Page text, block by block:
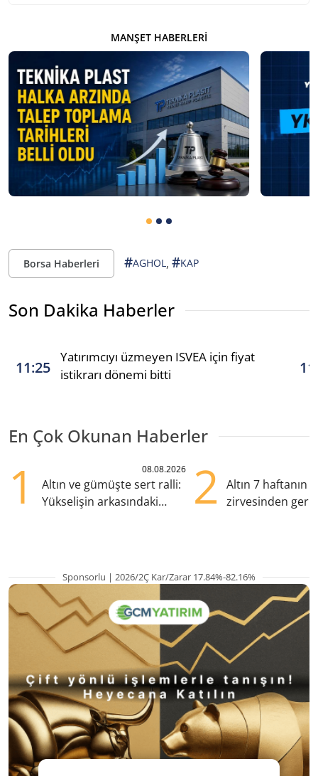
MANŞET HABERLERI
Borsa Haberleri #AGHOL , #KAP
Son Dakika Haberler
11:25
Yatırımcıyı üzmeyen ISVEA için fiyat
istikrarı dönemi bitti
En Çok Okunan Haberler
1 08.08.2026
Altın ve gümüşte sert ralli:
Yükselişin arkasındaki
2
Altın 7 haftanın
zirvesinden
Sponsorlu | 2026/2Ç Kar/Zarar 17.84%-82.16%